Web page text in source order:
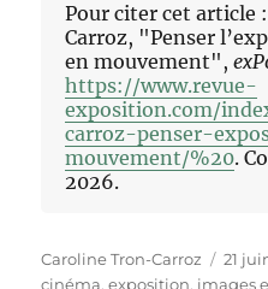
Pour citer cet article
Carroz, "Penser
en mouvement",
https://www.revue-
exposition.com/
carroz-penser-
mouvement/%20.
2026.
Auteur
Caroline Tron-Carroz
le
21
cinéma,exposition, images